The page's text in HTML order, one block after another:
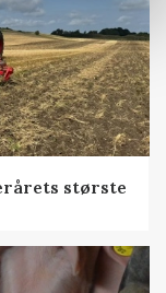
største